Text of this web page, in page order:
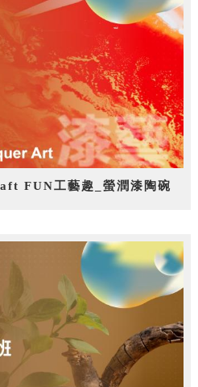
FUN工藝趣_螢潤漆陶碗